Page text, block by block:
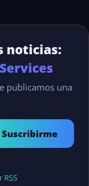
noticias:
publicamos una
Suscribirme